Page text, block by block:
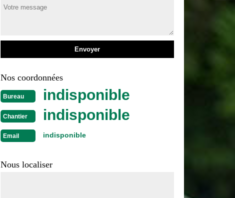
Nos coordonnées
Bureau indisponible
Chantier indisponible
Email indisponible
Nous localiser